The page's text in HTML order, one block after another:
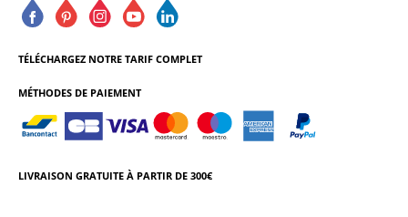
TÉLÉCHARGEZ NOTRE TARIF COMPLET
MÉTHODES DE PAIEMENT
LIVRAISON GRATUITE À PARTIR DE 300€